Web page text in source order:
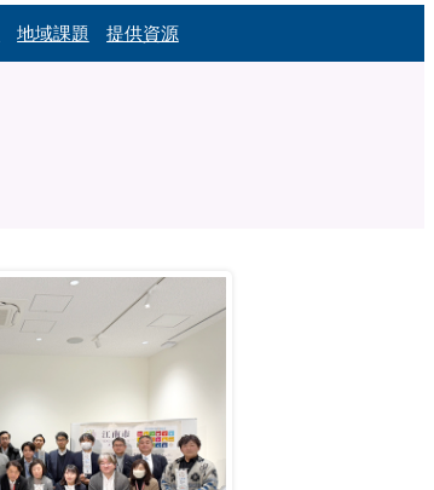
地域課題 提供資源